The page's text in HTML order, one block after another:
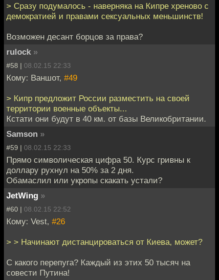
> Сразу подумалось - наверняка на Кипре хреново с
демократией и правами сексуальных меньшинств!
Возможен десант борцов за права?
rulock »
#58 | 08.02.15 22:33
Кому: Ваншот, #49
> Кипр предложит России разместить на своей
территории военные объекты...
Кстати они будут в 40 км. от базы Великобритании.
Samson »
#59 | 08.02.15 22:33
Прямо символическая цифра 50. Курс гривны к
доллару рухнул на 50% за 2 дня.
Обамаслил или укропы скакать устали?
JetWing »
#60 | 08.02.15 22:52
Кому: Vest, #26
> > Начинают дистанцироваться от Киева, может?
C какого перепуга? Каждый из этих 50 тысяч на
совести Путина!